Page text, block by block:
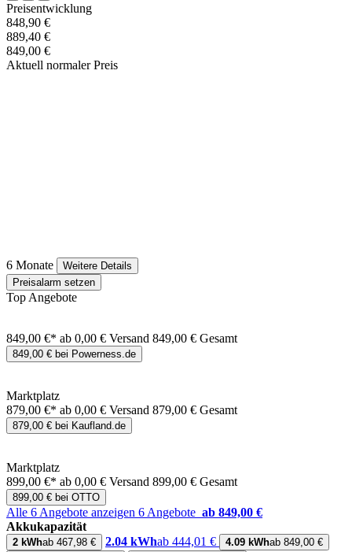
Preisentwicklung
848,90 €
889,40 €
849,00 €
Aktuell normaler Preis
6 Monate
Weitere Details
Preisalarm setzen
Top Angebote
849,00 €* ab 0,00 € Versand 849,00 € Gesamt
849,00 € bei Powerness.de
Marktplatz
879,00 €* ab 0,00 € Versand 879,00 € Gesamt
879,00 € bei Kaufland.de
Marktplatz
899,00 €* ab 0,00 € Versand 899,00 € Gesamt
899,00 € bei OTTO
Alle 6 Angebote anzeigen 6 Angebote ab 849,00 €
Akkukapazität
2 kWhab 467,98 € 2.04 kWhab 444,01 € 4.09 kWhab 849,00 €